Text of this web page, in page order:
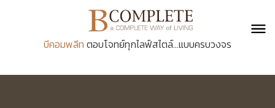
บีคอมพลีท ตอบโจทย์ทุกไลฟ์สไตล์...แบบครบวงจร